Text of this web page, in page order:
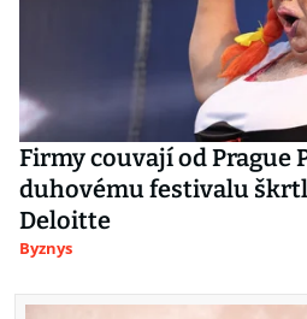
Firmy couvají od Prague
duhovému festivalu
Deloitte
Byznys